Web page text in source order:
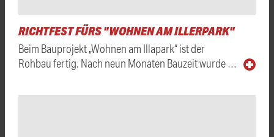
RICHTFEST FÜRS "WOHNEN AM ILLERPARK"
Beim Bauprojekt „Wohnen am Illapark“ ist der
Rohbau fertig. Nach neun Monaten Bauzeit wurde …